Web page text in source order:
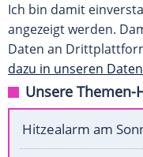
Ich bin damit
angezeigt werden.
Daten an
dazu in unseren
Unsere Themen-
Hitzealarm am